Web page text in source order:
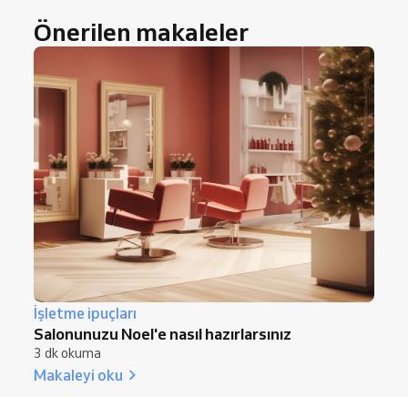
Önerilen makaleler
İşletme ipuçları
Salonunuzu Noel'e nasıl hazırlarsınız
3 dk okuma
Makaleyi oku